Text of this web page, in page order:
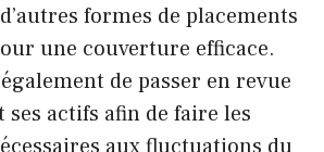
formes de placements
une couverture efficace.
de passer en revue
actifs afin de faire les